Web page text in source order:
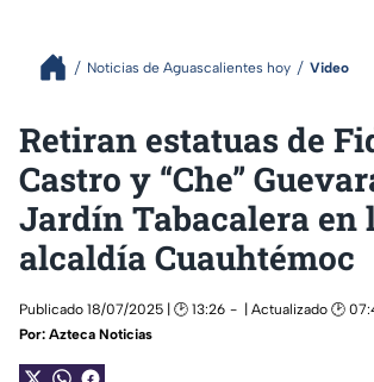
Noticias de Aguascalientes hoy Video
Retiran estatuas de
Castro y “Che”
Jardín Tabacalera en
alcaldía Cuauhtémoc
Publicado 18/07/2025 | 🕑 13:26
| Actualizado 🕑
Por: Azteca Noticias